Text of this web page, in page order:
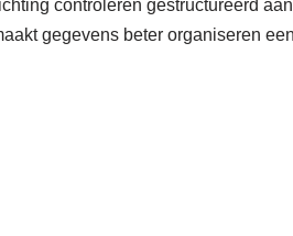
controleren gestructureerd
gegevens beter organiseren